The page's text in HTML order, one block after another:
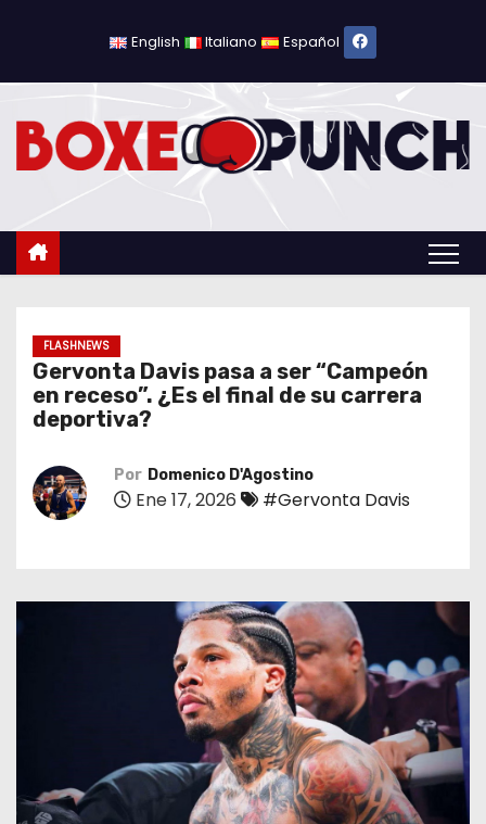
l
English Italiano Español
FLASHNEWS
Gervonta Davis pasa a ser “Campeón
en receso”. ¿Es el final de su carrera
deportiva?
Por Domenico D'Agostino
Ene 17, 2026 #Gervonta Davis